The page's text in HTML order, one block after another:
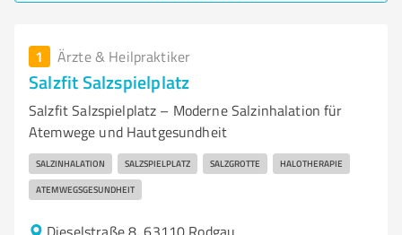
1 Ärzte & Heilpraktiker
Salzfit Salzspielplatz
Salzfit Salzspielplatz – Moderne Salzinhalation für
Atemwege und Hautgesundheit
SALZINHALATION SALZSPIELPLATZ SALZGROTTE HALOTHERAPIE
ATEMWEGSGESUNDHEIT